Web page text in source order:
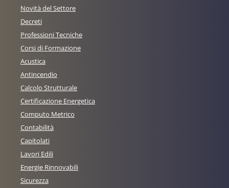
Novità del Settore
Decreti
Professioni Tecniche
Corsi di Formazione
Acustica
Antincendio
Calcolo Strutturale
Certificazione Energetica
Computo Metrico
Contabilità
Capitolati
Lavori Edili
Energie Rinnovabili
Sicurezza